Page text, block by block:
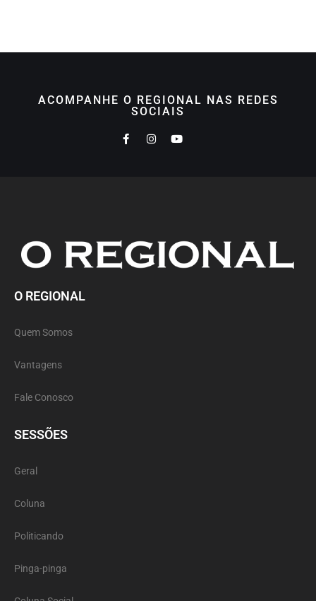
ACOMPANHE O REGIONAL NAS REDES
SOCIAIS
O REGIONAL
Quem Somos
Vantagens
Fale Conosco
SESSÕES
Geral
Coluna
Politicando
Pinga-pinga